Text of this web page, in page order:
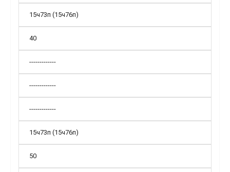
15ч73п (15ч76п)
40
-------------
-------------
-------------
15ч73п (15ч76п)
50